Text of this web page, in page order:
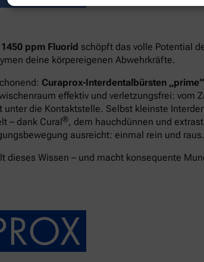
ppm Fluorid schöpft das volle Potential
deine körpereigenen Abwehrkräfte.
Curaprox-Interdentalbürsten „prime“
effektiv und verletzungsfrei: vom
unter die Kontaktstelle. Selbst kleinste
– dank Cural®, dem hauchdünnen und
ausreicht: einmal rein und
dieses Wissen – und macht konsequente